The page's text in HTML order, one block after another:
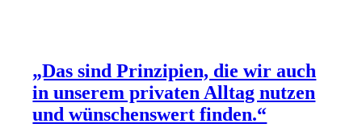
„Das sind Prinzipien, die wir auch
in unserem privaten Alltag nutzen
und wünschenswert finden.“